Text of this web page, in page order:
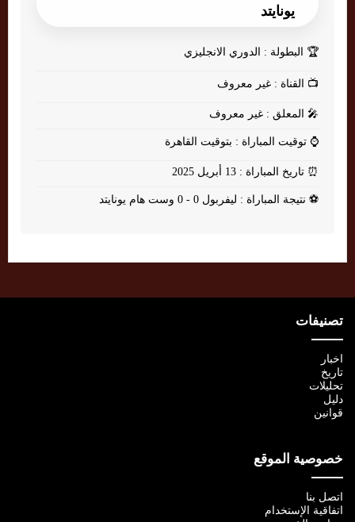
يونايتد
🏆 البطولة : الدوري الانجليزي
📺 القناة : غير معروف
🎤 المعلق : غير معروف
⌚ توقيت المباراة : بتوقيت القاهرة
⏰ تاريخ المباراة : 13 أبريل 2025
⚽ نتيجة المباراة : ليفربول 0 - 0 وست هام يونايتد
تصنيفات
اخبار
تاريخ
تحليلات
دليل
قوانين
خصوصية الموقع
اتصل بنا
اتفاقية الإستخدام